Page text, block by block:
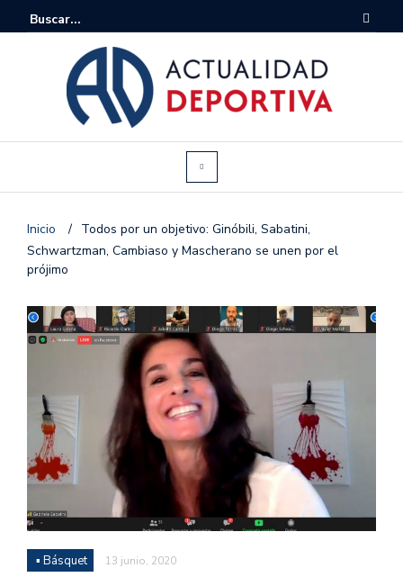
Inicio / Todos por un objetivo: Ginóbili, Sabatini,
Schwartzman, Cambiaso y Mascherano se unen por el
prójimo
▪ Básquet 13 junio, 2020